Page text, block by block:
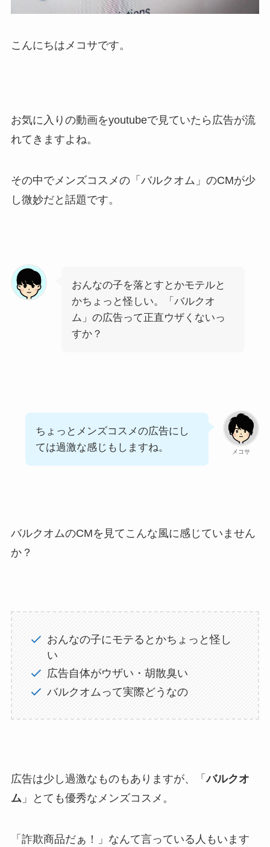
こんにちはメコサです。
お気に入りの動画をyoutubeで見ていたら広告が流
れてきますよね。
その中でメンズコスメの「バルクオム」のCMが少
し微妙だと話題です。
おんなの子を落とすとかモテルと
かちょっと怪しい。「バルクオ
ム」の広告って正直ウザくないっ
すか？
メコサ
ちょっとメンズコスメの広告にし
ては過激な感じもしますね。
バルクオムのCMを見てこんな風に感じていません
か？
おんなの子にモテるとかちょっと怪し
い
広告自体がウザい・胡散臭い
バルクオムって実際どうなの
広告は少し過激なものもありますが、「バルクオ
ム 」とても優秀なメンズコスメ。
「詐欺商品だぁ！」なんて言っている人もいます